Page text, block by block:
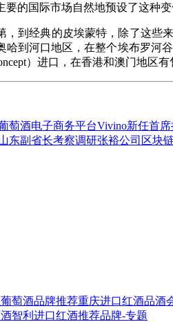
要的国际市场自然地预设了这种
，到经典的皮埃蒙特，除了这些
哈到河口地区，在整个埃布罗河
）进口，在香港和澳门地区有
萄酒电子商务平台Vivino新任首
东副省长考察调研张裕公司区块
萄酒品牌推荐重庆进口红酒品酒
智利进口红酒推荐品牌-专题